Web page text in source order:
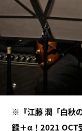
※『江藤 潤「白秋
録＋α！2021 OCT